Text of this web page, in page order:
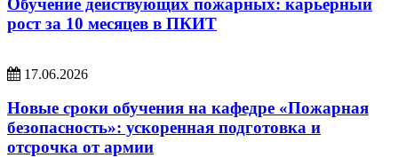
Обучение действующих пожарных: карьерный
рост за 10 месяцев в ПКИТ
17.06.2026
Новые сроки обучения на кафедре «Пожарная
безопасность»: ускоренная подготовка и
отсрочка от армии